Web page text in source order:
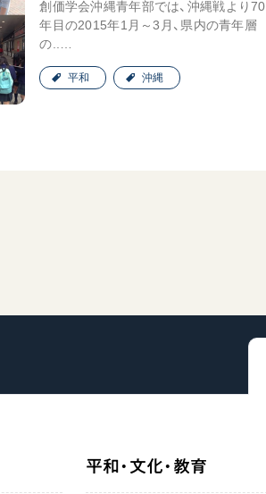
創価学会沖縄青年部では、沖縄戦より70
年目の2015年1月～3月、県内の青年層
の..…
平和 沖縄
平和・文化・教育